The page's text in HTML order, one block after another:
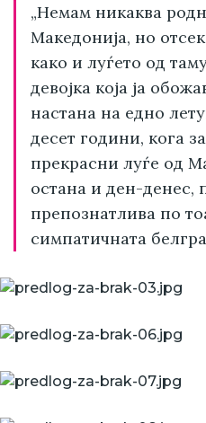
„Немам никаква
Македонија, но
како и луѓето од
девојка која ја
настана на едно
десет години, кога
прекрасни луѓе од
остана и ден-денес,
препознатлива по
симпатичната